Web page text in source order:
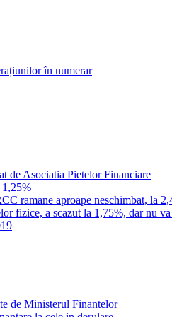
în numerar
de Asociatia Pietelor Financiare
1,25%
ramane aproape neschimbat, la
fizice, a scazut la 1,75%, dar nu
de Ministerul Finantelor